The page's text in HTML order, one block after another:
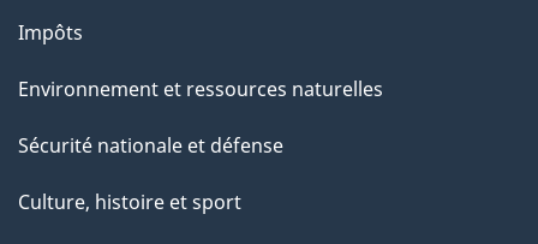
Impôts
Environnement et ressources naturelles
Sécurité nationale et défense
Culture, histoire et sport